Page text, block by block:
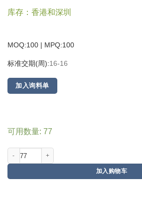
库存：香港和深圳
MOQ:100 | MPQ:100
标准交期(周):16-16
加入询料单
可用数量: 77
加入购物车